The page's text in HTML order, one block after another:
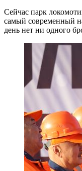
Сейчас парк
самый современный
день нет ни одного